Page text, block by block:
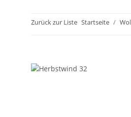
Zurück zur Liste Startseite